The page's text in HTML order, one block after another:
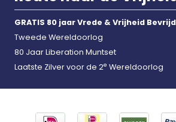
GRATIS 80 jaar Vrede & Vrijheid
Tweede Wereldoorlog
80 Jaar Liberation Muntset
Laatste Zilver voor de 2e Wereldoorlog